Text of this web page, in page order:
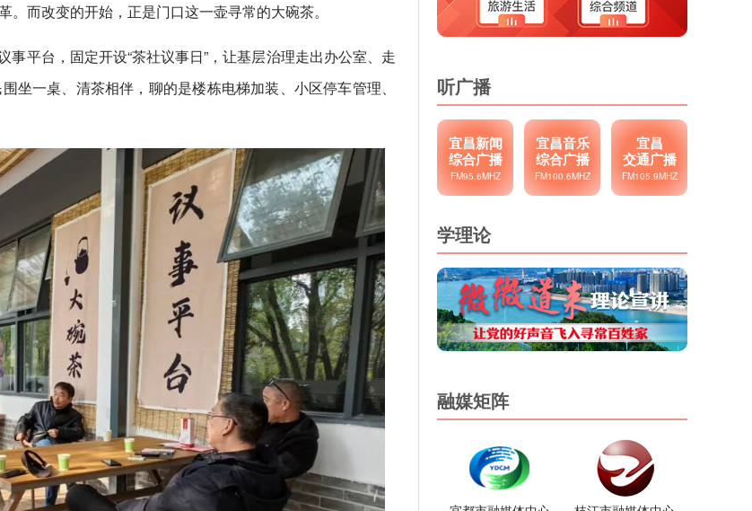
而改变的开始，正是门口这一壶寻常的大碗茶。
平台，固定开设“茶社议事日”，让基层治理走出办公室、走
一桌、清茶相伴，聊的是楼栋电梯加装、小区停车管理、
听广播
宜昌新闻
综合广播
FM95.6MHZ
宜昌音乐
综合广播
FM100.6MHZ
宜昌
交通广播
FM105.9MHZ
学理论
融媒矩阵